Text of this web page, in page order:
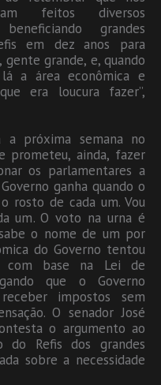
feitos diversos
grandes
em dez anos para
grande, e, quando
a área econômica e
era loucura fazer”,
a próxima semana no
prometeu, ainda, fazer
os parlamentares a
ganha quando o
rosto de cada um. Vou
um. O voto na urna é
o nome de um por
do Governo tentou
com base na Lei de
que o Governo
impostos sem
O senador José
o argumento ao
do Refis dos grandes
sobre a necessidade